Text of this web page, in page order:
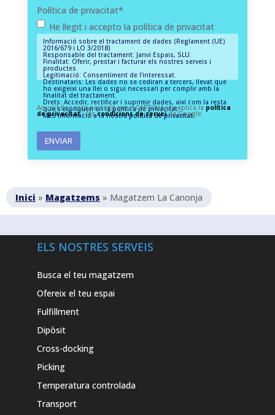
Política de privacitat*
He llegit i accepto la política de privacitat
Informació sobre el tractament de dades (Reglament (UE)
2016/679 i LO 3/2018)
Responsable del tractament: Janvi Espais, SLU.
Finalitat: Oferir, prestar i facturar els nostres serveis i
productes.
Legitimació: Consentiment de l'interessat.
Destinataris: Les dades no se cediran a tercers, llevat que
ho exigeixi una llei o sigui necessari per complir amb la
finalitat del tractament.
Drets: Accedir, rectificar i suprimir dades, així com la resta
que s'expliquen en la política de privacitat.
Més informació a la nostrapolítica de privacitat.
Aquest lloc està protegit per reCAPTCHA i hi aplica la política
de privacitati lescondicions de serveide Google.
Inici » Magatzems » Magatzem La Canonja
ELS NOSTRES SERVEIS
Busca el teu magatzem
Ofereix el teu espai
Fulfillment
Dipòsit
Cross-docking
Picking
Temperatura controlada
Transport